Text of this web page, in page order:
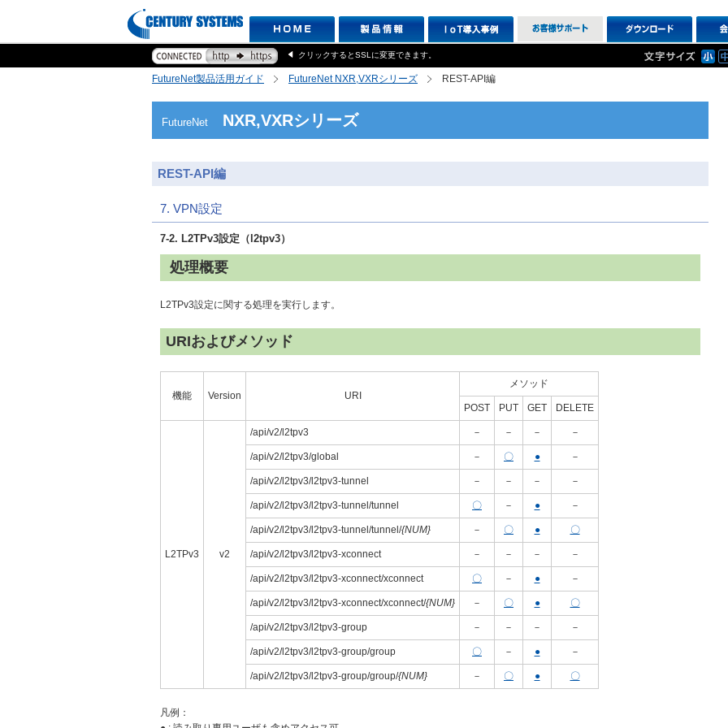
クリックするとSSLに変更できます。
FutureNet製品活用ガイド FutureNet NXR,VXRシリーズ REST-API編
FutureNet NXR,VXRシリーズ
REST-API編
7. VPN設定
7-2. L2TPv3設定（l2tpv3）
処理概要
L2TPv3設定に関する処理を実行します。
URIおよびメソッド
機能 Version URI
メソッド
POST PUT GET DELETE
L2TPv3 v2
/api/v2/l2tpv3 － － － －
/api/v2/l2tpv3/global － 〇 ● －
/api/v2/l2tpv3/l2tpv3-tunnel － － － －
/api/v2/l2tpv3/l2tpv3-tunnel/tunnel 〇 － ● －
/api/v2/l2tpv3/l2tpv3-tunnel/tunnel/{NUM} － 〇 ● 〇
/api/v2/l2tpv3/l2tpv3-xconnect － － － －
/api/v2/l2tpv3/l2tpv3-xconnect/xconnect 〇 － ● －
/api/v2/l2tpv3/l2tpv3-xconnect/xconnect/{NUM} － 〇 ● 〇
/api/v2/l2tpv3/l2tpv3-group － － － －
/api/v2/l2tpv3/l2tpv3-group/group 〇 － ● －
/api/v2/l2tpv3/l2tpv3-group/group/{NUM} － 〇 ● 〇
凡例：